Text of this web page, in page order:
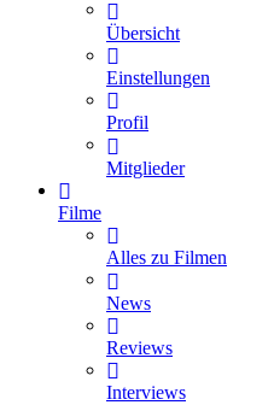
Übersicht
Einstellungen
Profil
Mitglieder
Filme
Alles zu Filmen
News
Reviews
Interviews